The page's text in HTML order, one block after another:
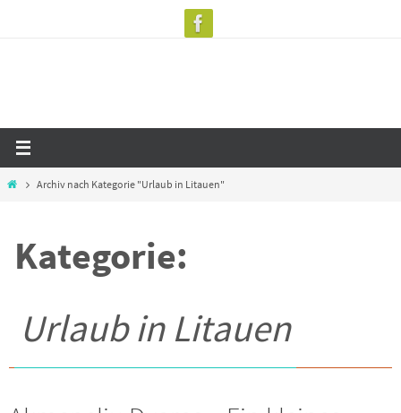
StartArchiv nach Kategorie "Urlaub in Litauen"
Kategorie:
Urlaub in Litauen